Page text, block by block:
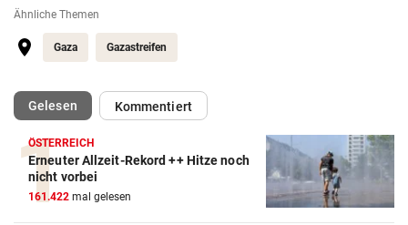
Ähnliche Themen
Gaza Gazastreifen
Gelesen(ausgewählt)Kommentiert
ÖSTERREICH
Erneuter Allzeit-Rekord ++ Hitze noch
nicht vorbei
161.422 mal gelesen